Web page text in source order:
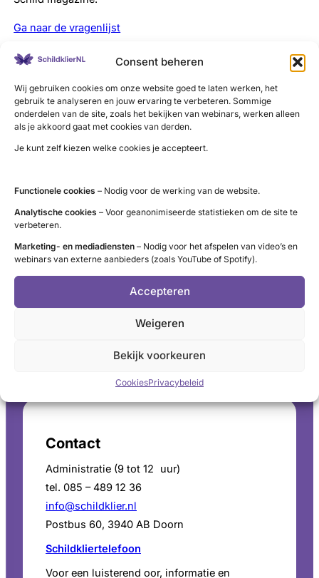
Consent beheren
Wij gebruiken cookies om onze website goed te laten werken, het
gebruik te analyseren en jouw ervaring te verbeteren. Sommige
onderdelen van de site, zoals het bekijken van webinars, werken alleen
als je akkoord gaat met cookies van derden.
Je kunt zelf kiezen welke cookies je accepteert.
Functionele cookies – Nodig voor de werking van de website.
Analytische cookies – Voor geanonimiseerde statistieken om de site te
verbeteren.
Marketing- en mediadiensten – Nodig voor het afspelen van video’s en
webinars van externe aanbieders (zoals YouTube of Spotify).
Accepteren
Weigeren
Bekijk voorkeuren
CookiesPrivacybeleid
Ga naar de vragenlijst
Meer over Schild magazine
Magazine Schild is het tijdschrift van Schildklier
Organisatie Nederland (SON) voor mensen met een
schildklieraandoening. Het tijdschrift bevat bijdragen
van en voor donateurs, vrijwilligers, zorgprofessionals
pagina’s vol nieuws, tips en achtergronden rondom de
schildklier en andere belangrijke onderwerpen voor
mensen met een schildklieraandoening. Nieuwsgierig
naar de inhoud van het magazine Schild en hoe je ons
blad kunt ontvangen?
YouTube
Instagram
Facebook
Contact
Administratie (9 tot 12 uur)
tel. 085 – 489 12 36
info@schildklier.nl
Postbus 60, 3940 AB Doorn
Schildkliertelefoon
Voor een luisterend oor, informatie en